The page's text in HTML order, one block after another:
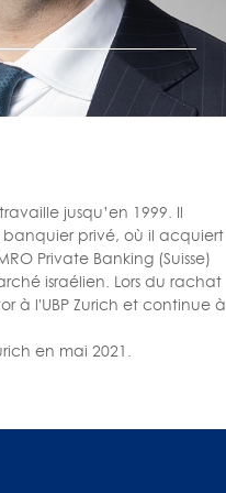
jusqu’en 1999. Il
banquier privé, où il acquiert
Private Banking (Suisse)
israélien. Lors du rachat
à l'UBP Zurich et continue à
en mai 2021.